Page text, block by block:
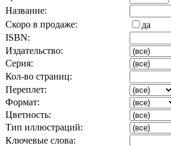
Название:
Скоро в продаже:
да
ISBN:
Издательство:
Серия:
Кол-во страниц:
Переплет:
Формат:
Цветность:
Тип иллюстраций:
Ключевые слова: